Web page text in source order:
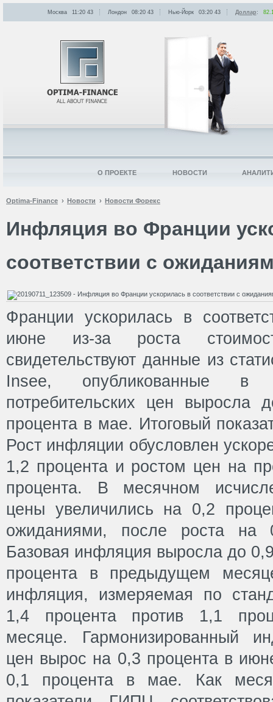
Optima-Finance Новости Новости Форекс
Инфляция во Франции
соответствии с
Франции ускорилась в
июне из-за роста
свидетельствуют данные из
Insee, опубликованные в
потребительских цен
процента в мае. Итоговый
Рост инфляции обусловлен
1,2 процента и ростом цен на
процента. В месячном
цены увеличились на 0,2
ожиданиями, после роста
Базовая инфляция выросла до
процента в предыдущем
инфляция, измеряемая по
1,4 процента против 1,1
месяце. Гармонизированный
цен вырос на 0,3 процента в
0,1 процента в мае. Как
Москва 11:20: 43 Лондон 08:20: 43 Нью-Йорк 03:20: 43 Доллар:
О ПРОЕКТЕ НОВОСТИ